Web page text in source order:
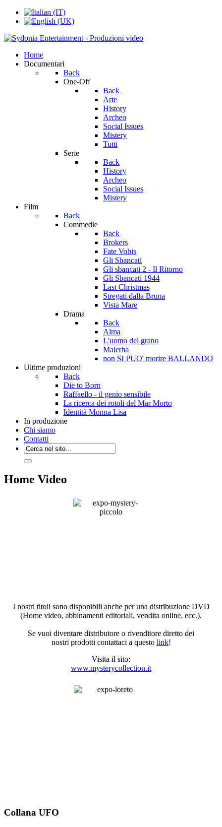
Home
Documentari
Back
One-Off
Back
Arte
History
Archeo
Social Issues
Mistery
Tutti
Serie
Back
History
Archeo
Social Issues
Mistery
Film
Back
Commedie
Back
Brokers
Fate Vobis
Gli Sbancati
Gli sbancati 2 - Il Ritorno
Gli Sbancati 1944
Last Christmas
Stregati dalla Bruna
Vista Mare
Drama
Back
Alma
L'uomo del grano
Malerba
non SI PUO' morire BALLANDO
Ultime produzioni
Back
Die to Born
Raffaello - il genio sensibile
La ricerca dei rotoli del Mar Morto
Identità Monna Lisa
In produzione
Chi siamo
Contatti
Home Video
I nostri titoli sono disponibili anche per una distribuzione DVD
(Home video, abbinamenti editoriali, vendita online, ecc.).
Se vuoi diventare distributore o rivenditore diretto dei
nostri prodotti contattaci a questo link!
Visita il sito:
www.mysterycollection.it
Collana UFO